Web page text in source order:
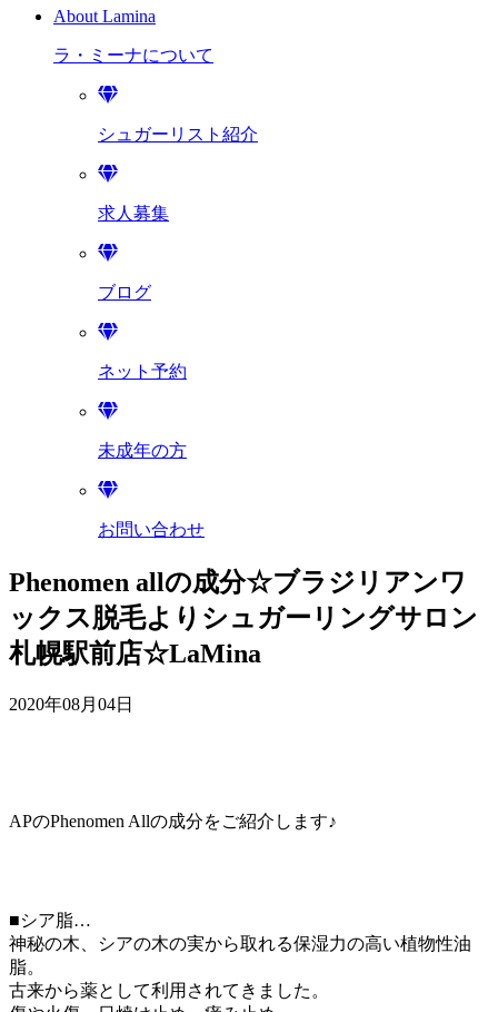
About Lamina
ラ・ミーナについて
シュガーリスト紹介
求人募集
ブログ
ネット予約
未成年の方
お問い合わせ
Phenomen allの成分☆ブラジリアンワ
ックス脱毛よりシュガーリングサロン
札幌駅前店☆LaMina
2020年08月04日
APのPhenomen Allの成分をご紹介します♪
■シア脂…
神秘の木、シアの木の実から取れる保湿力の高い植物性油
脂。
古来から薬として利用されてきました。